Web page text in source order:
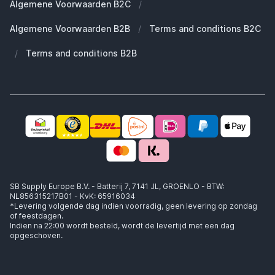
Groot en uniek assortiment
400.000+ klanten geleverd
Welke MagSafe heb ik nodig?
Werken bij SB Supply
Working at SB Supply
Algemene Voorwaarden B2C /
Algemene Voorwaarden B2B / Terms and conditions B2C
/ Terms and conditions B2B
SB Supply Europe B.V. - Batterij 7, 7141 JL, GROENLO - BTW:
NL856315217B01 - KvK: 65916034
*Levering volgende dag indien voorradig, geen levering op zondag
of feestdagen.
Indien na 22:00 wordt besteld, wordt de levertijd met een dag
opgeschoven.